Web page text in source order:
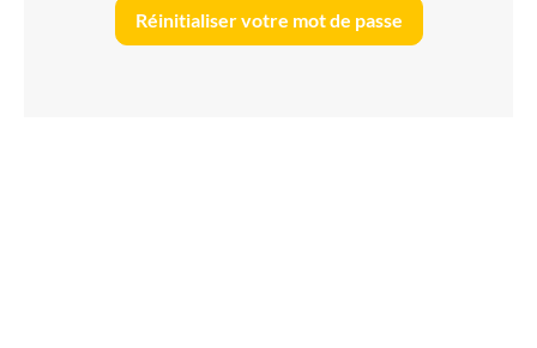
Réinitialiser votre mot de passe